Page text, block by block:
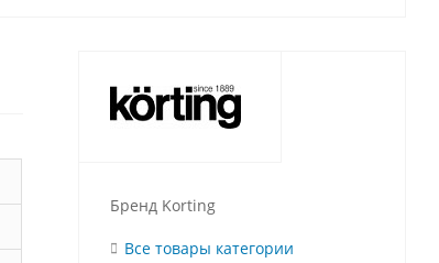
Бренд Korting
Все товары категории